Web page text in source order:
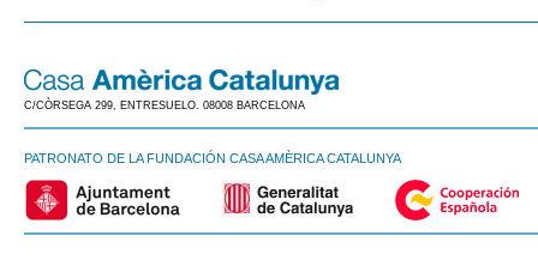
C/CÒRSEGA 299, ENTRESUELO. 08008 BARCELONA
PATRONATO DE LA FUNDACIÓN CASA AMÈRICA CATALUNYA